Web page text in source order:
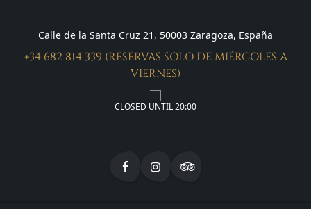
Calle de la Santa Cruz 21, 50003 Zaragoza, España
+34 682 814 339 (RESERVAS SOLO DE MIÉRCOLES A
VIERNES)
CLOSED UNTIL 20:00